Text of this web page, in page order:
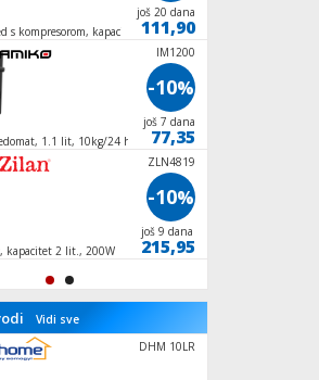
s kompresorom, kapacitet 1
još 20 dana
111,90
1.1 lit, 10kg/24 h,
IM1200
-10%
još 7 dana
77,35
kapacitet 2 lit., 200W
ZLN4819
-10%
još 9 dana
215,95
Vidi sve
DHM 10LR